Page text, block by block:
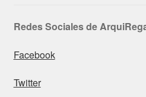
Redes Sociales de
Facebook
Twitter